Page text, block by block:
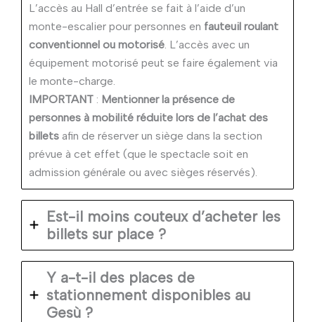
L’accès au Hall d’entrée se fait à l’aide d’un
monte-escalier pour personnes en fauteuil roulant
conventionnel ou motorisé . L’accès avec un
équipement motorisé peut se faire également via
le monte-charge.
IMPORTANT : Mentionner la présence de
personnes à mobilité réduite lors de l’achat des
billets afin de réserver un siège dans la section
prévue à cet effet (que le spectacle soit en
admission générale ou avec sièges réservés).
Est-il moins couteux d’acheter les
billets sur place ?
Y a-t-il des places de
stationnement disponibles au
Gesù ?